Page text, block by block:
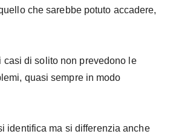
che sarebbe potuto accadere,
casi di solito non prevedono le
quasi sempre in modo
identifica ma si differenzia anche